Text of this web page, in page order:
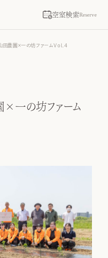
空室検索Reserve
山田農園×一の坊ファームVol.4
×一の坊ファーム